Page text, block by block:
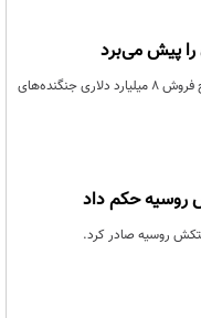
قانون‌گذاران آمریکایی از کنگره خواستند تا تصویب طرح فروش ۸ میلیارد دلاری جنگنده‌های
روسیه حکم داد
روسیه صادر کرد.